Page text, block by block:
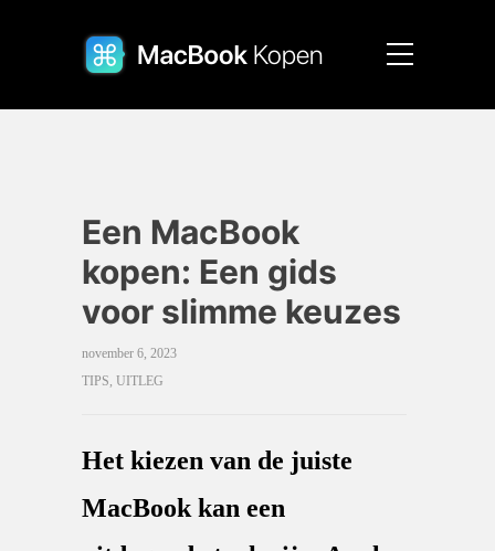
Een MacBook
kopen: Een gids
voor slimme keuzes
november 6, 2023
TIPS, UITLEG
Het kiezen van de juiste
MacBook kan een